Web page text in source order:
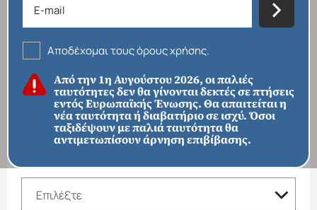
Αποδέχομαι τους όρους χρήσης.
Από την 1η Αυγούστου 2026, οι παλιές
ταυτότητες δεν θα γίνονται δεκτές σε πτήσεις
εντός Ευρωπαϊκής Ένωσης. Θα απαιτείται η
νέα ταυτότητα ή διαβατήριο σε ισχύ. Όσοι
ταξιδέψουν με παλιά ταυτότητα θα
αντιμετωπίσουν άρνηση επιβίβασης.
Απευθείας απο Ηράκλειο Εκτός Ευρώπης
ΦΙΛΤΡΑ ΑΝΑΖΗΤΗΣΗΣ
ΠΡΟΟΡΙΣΜΟΙ
ΚΑΤΗΓΟΡΙΑ